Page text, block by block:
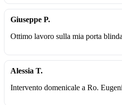
Giuseppe P.
Ottimo lavoro sulla mia porta
Alessia T.
Intervento domenicale a Ro.